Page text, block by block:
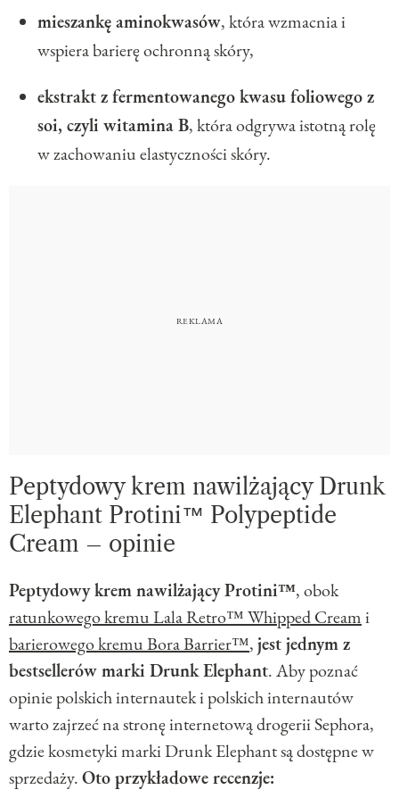
mieszankę aminokwasów, która wzmacnia i
wspiera barierę ochronną skóry,
ekstrakt z fermentowanego kwasu foliowego z
soi, czyli witamina B, która odgrywa istotną rolę
w zachowaniu elastyczności skóry.
Peptydowy krem nawilżający Drunk
Elephant Protini™ Polypeptide
Cream – opinie
Peptydowy krem nawilżający Protini™, obok
ratunkowego kremu Lala Retro™ Whipped Creami
barierowego kremu Bora Barrier™,jest jednym z
bestsellerów marki Drunk Elephant. Aby poznać
opinie polskich internautek i polskich internautów
warto zajrzeć na stronę internetową drogerii Sephora,
gdzie kosmetyki marki Drunk Elephant są dostępne w
sprzedaży.Oto przykładowe recenzje: